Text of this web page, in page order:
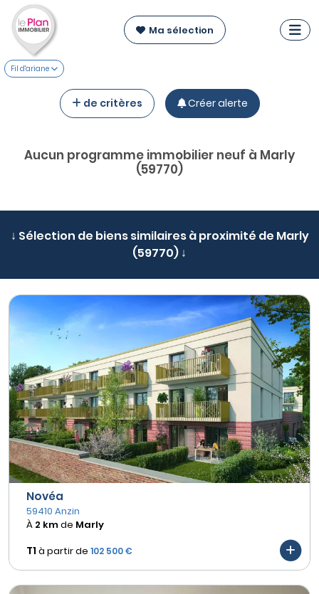
Ma sélection
Fil d'ariane
de critères Créer alerte
Aucun programme immobilier neuf à Marly
(59770)
↓ Sélection de biens similaires à proximité de Marly
(59770) ↓
Novéa
59410 Anzin
À 2 kmde Marly
T1 à partir de 102 500 €